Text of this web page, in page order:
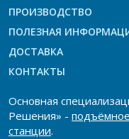
ПРОИЗВОДСТВО
ПОЛЕЗНАЯ
ДОСТАВКА
КОНТАКТЫ
Основная
Решения» -
станции.